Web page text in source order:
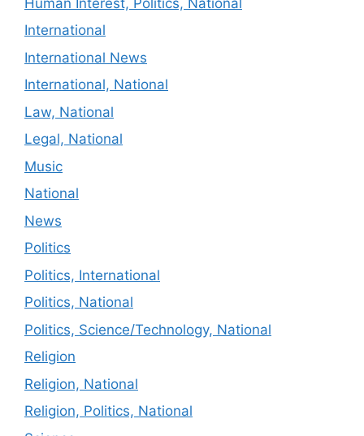
International
International News
International, National
Law, National
Legal, National
Music
National
News
Politics
Politics, International
Politics, National
Politics, Science/Technology, National
Religion
Religion, National
Religion, Politics, National